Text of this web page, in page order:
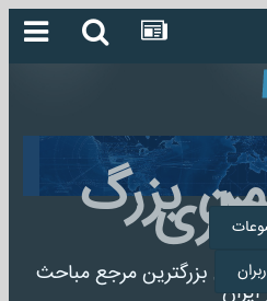
بزرگ
بزرگترین مرجع مباحث